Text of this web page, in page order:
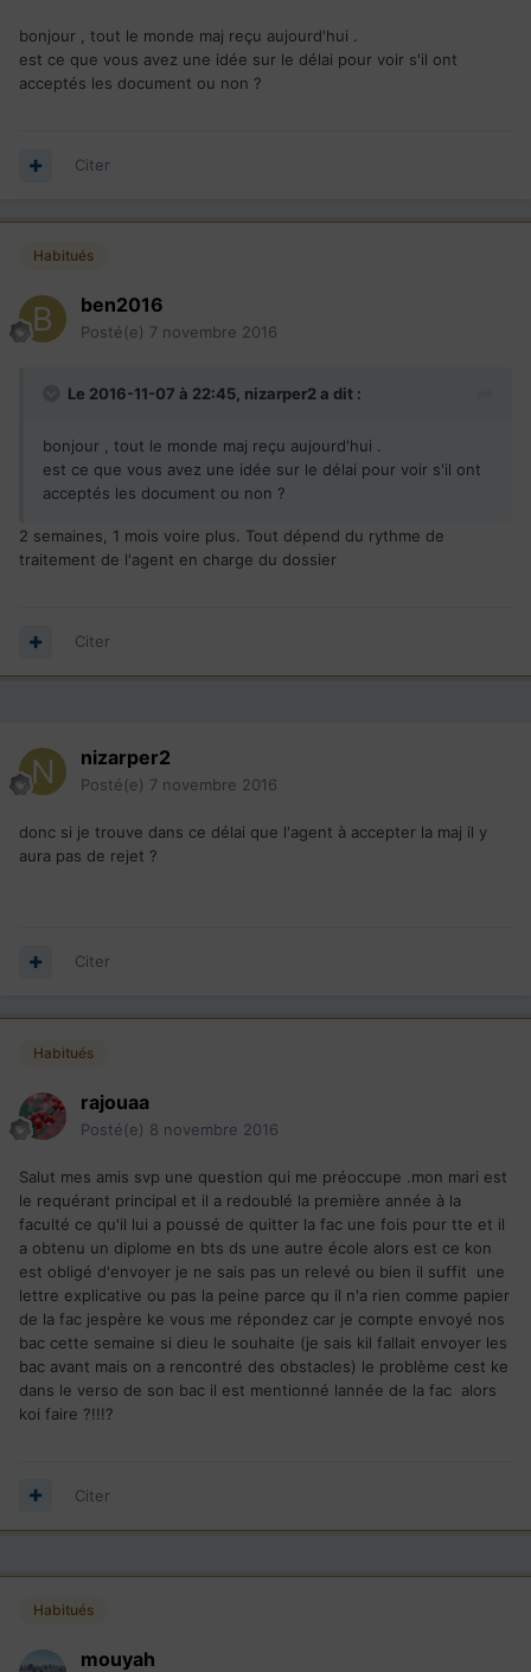
bonjour , tout le monde maj reçu aujourd'hui .
est ce que vous avez une idée sur le délai pour voir s'il ont
acceptés les document ou non ?
Citer
Habitués
ben2016
Posté(e) 7 novembre 2016
Le 2016-11-07 à 22:45, nizarper2a dit :
bonjour , tout le monde maj reçu aujourd'hui .
est ce que vous avez une idée sur le délai pour voir s'il ont
acceptés les document ou non ?
2 semaines, 1 mois voire plus. Tout dépend du rythme de
traitement de l'agent en charge du dossier
Citer
nizarper2
Posté(e) 7 novembre 2016
donc si je trouve dans ce délai que l'agent à accepter la maj il y
aura pas de rejet ?
Citer
Habitués
rajouaa
Posté(e) 8 novembre 2016
Salut mes amis svp une question qui me préoccupe .mon mari est
le requérant principal et il a redoublé la première année à la
faculté ce qu'il lui a poussé de quitter la fac une fois pour tte et il
a obtenu un diplome en bts ds une autre école alors est ce kon
est obligé d'envoyer je ne sais pas un relevé ou bien il suffit une
lettre explicative ou pas la peine parce qu il n'a rien comme papier
de la fac jespère ke vous me répondez car je compte envoyé nos
bac cette semaine si dieu le souhaite (je sais kil fallait envoyer les
bac avant mais on a rencontré des obstacles) le problème cest ke
dans le verso de son bac il est mentionné lannée de la fac alors
koi faire ?!!!?
Citer
Habitués
mouyah